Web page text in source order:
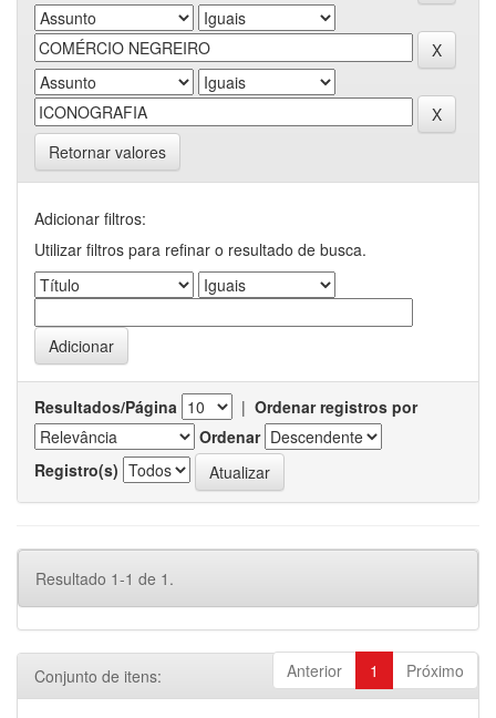
Retornar valores
Adicionar filtros:
Utilizar filtros para refinar o resultado de busca.
Resultados/Página | Ordenar registros por
Ordenar
Registro(s)
Resultado 1-1 de 1.
Anterior 1 Próximo
Conjunto de itens: